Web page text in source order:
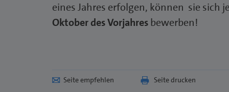
eines Jahres erfolgen, können sie sich
Oktober des Vorjahresbewerben!
Seite empfehlen Seite drucken